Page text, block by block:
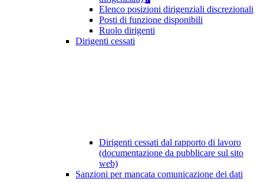
Elenco posizioni dirigenziali discrezionali
Posti di funzione disponibili
Ruolo dirigenti
Dirigenti cessati
Dirigenti cessati dal rapporto di lavoro
(documentazione da pubblicare sul sito
web)
Sanzioni per mancata comunicazione dei dati